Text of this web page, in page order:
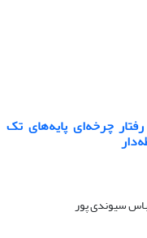
چرخه‌ای پایه‌های تک
سیوندی پور